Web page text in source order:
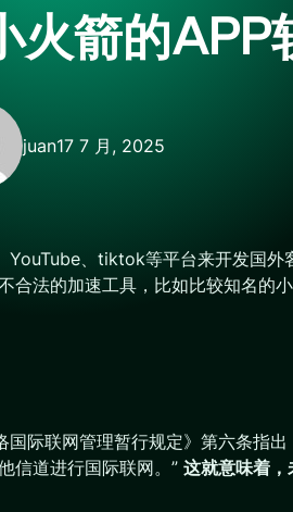
箭的APP
juan17 7 月, 2025
、tiktok等平台来开发国
法的加速工具，比如比较知名的
际联网管理暂行规定》第六条指
信道进行国际联网。” 这就意味着